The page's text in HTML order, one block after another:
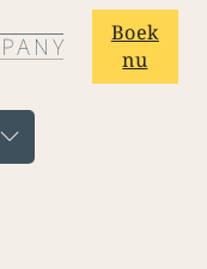
Boek
nu